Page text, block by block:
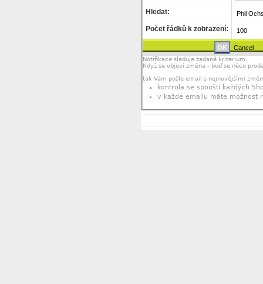
Hledat:
Počet řádků k zobrazení:
Notifikace sleduje zadané kriterium.
Když se objeví změna - buď se něco
tak Vám pošle email s nejnovějšími
kontrola se spouští každých
v každé emailu máte možnost